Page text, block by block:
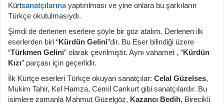
Kürtsanatçılarınayaptırılması ve yine onlara bu şarkıların
Türkçe okutulmasıydı.
Şimdi de derlenen eserlere şöyle bir göz atalım. Derlenen ilk
eserlerden biri “Kürdün Gelini”dir. Bu Eser bilindiği üzere
“Türkmen Gelini” olarak çevrilmiştir. Aynı vahamet , “Kürdün
Kızı” parçası için geçerlidir.
İlk Kürtçe eserleri Türkçe okuyan sanatçılar: Celal Güzelses,
Mukim Tahir, Kel Hamza, Cemil Cankurt gibi sanatçılardır. Bu
isimlere zamanla Mahmut Güzelgöz, Kazancı Bedih, Birecikli